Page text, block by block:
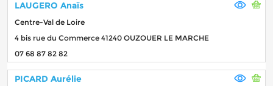
LAUGERO Anaïs
Centre-Val de Loire
4 bis rue du Commerce 41240 OUZOUER LE MARCHE
07 68 87 82 82
PICARD Aurélie